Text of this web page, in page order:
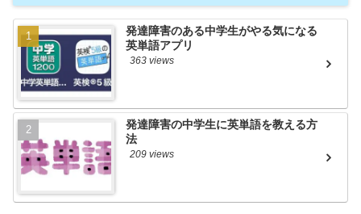
発達障害のある中学生がやる気になる
英単語アプリ
363 views
発達障害の中学生に英単語を教える方
法
209 views